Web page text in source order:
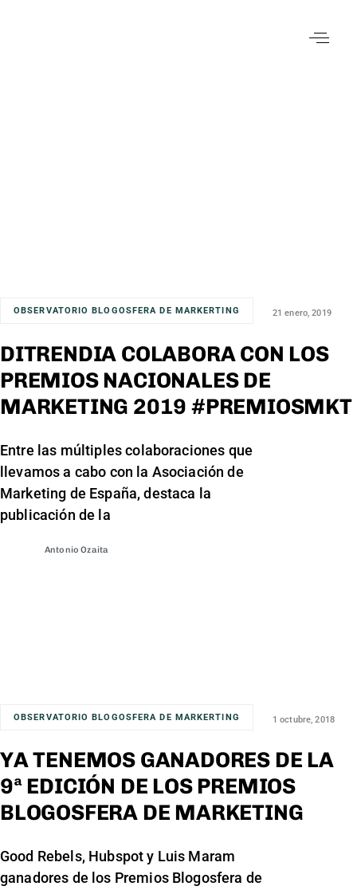
OBSERVATORIO BLOGOSFERA DE MARKERTING 21 enero, 2019
DITRENDIA COLABORA CON LOS
PREMIOS NACIONALES DE
MARKETING 2019 #PREMIOSMKT
Entre las múltiples colaboraciones que
llevamos a cabo con la Asociación de
Marketing de España, destaca la
publicación de la
Antonio Ozaita
OBSERVATORIO BLOGOSFERA DE MARKERTING 1 octubre, 2018
YA TENEMOS GANADORES DE LA
9ª EDICIÓN DE LOS PREMIOS
BLOGOSFERA DE MARKETING
Good Rebels, Hubspot y Luis Maram
ganadores de los Premios Blogosfera de